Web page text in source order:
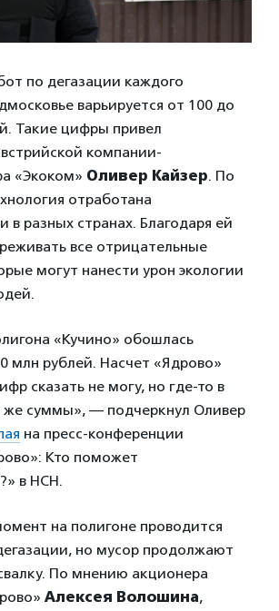
по дегазации каждого
варьируется от 100 до
Такие цифры привел
компании-
«Экоком» Оливер Кайзер. По
отработана
в разных странах. Благодаря ей
все отрицательные
могут нанести урон экологии
«Кучино» обошлась
млн рублей. Насчет «Ядрово»
сказать не могу, но где-то в
же суммы», — подчеркнул Оливер
на пресс-конференции
Кто поможет
в НСН.
на полигоне проводится
но мусор продолжают
По мнению акционера
Алексея Волошина,